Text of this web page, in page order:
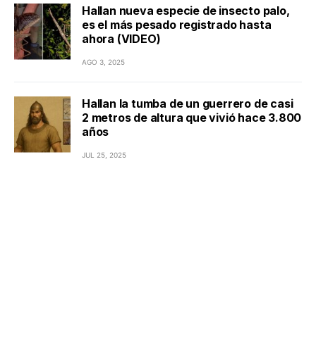
Hallan nueva especie de insecto palo,
es el más pesado registrado hasta
ahora (VIDEO)
AGO 3, 2025
Hallan la tumba de un guerrero de casi
2 metros de altura que vivió hace 3.800
años
JUL 25, 2025